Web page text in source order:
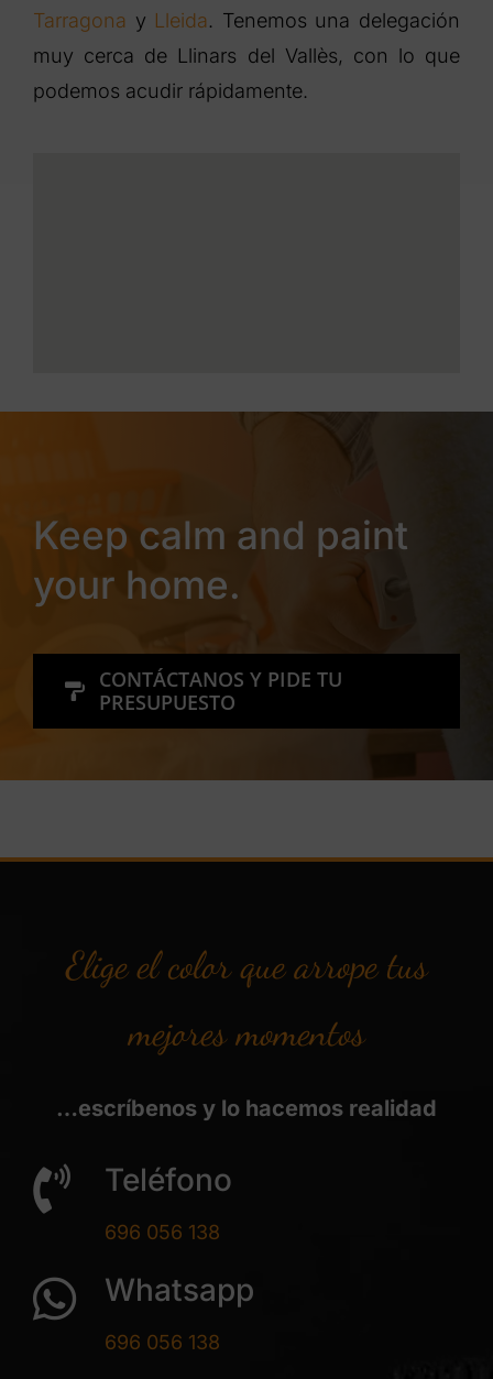
Tarragona y Lleida. Tenemos una delegación
muy cerca de Llinars del Vallès, con lo que
podemos acudir rápidamente.
Keep calm and paint
your home.
CONTÁCTANOS Y PIDE TU
PRESUPUESTO
Elige el color que arrope tus
mejores momentos
…escríbenos y lo hacemos realidad
Teléfono
696 056 138
Whatsapp
696 056 138